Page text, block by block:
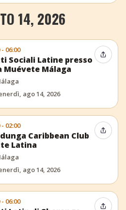
14, 2026
- 06:00
Sociali Latine presso
Muévete Málaga
ago 14, 2026
- 02:00
Caribbean Club
Latina
ago 14, 2026
- 06:00